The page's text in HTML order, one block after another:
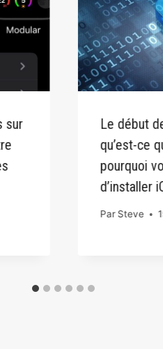
sur
Le début
qu’est-ce
pourquoi
d’installer
Par Steve